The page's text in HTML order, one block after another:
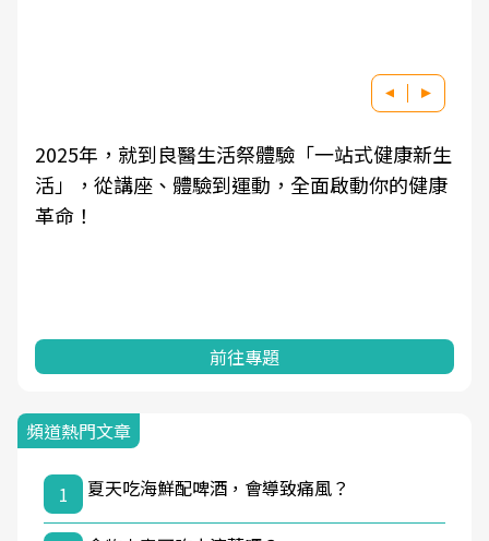
2025年，就到良醫生活祭體驗「一站式健康新生
活」，從講座、體驗到運動，全面啟動你的健康
革命！
前往專題
頻道熱門文章
1 夏天吃海鮮配啤酒，會導致痛風？